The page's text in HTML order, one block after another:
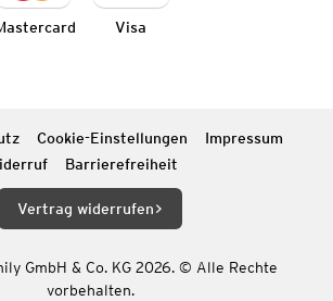
Visa
Cookie-Einstellungen
Impressum
Barrierefreiheit
Vertrag widerrufen
GmbH & Co. KG 2026. © Alle Rechte
vorbehalten.